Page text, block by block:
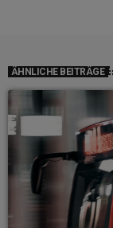
ÄHNLICHE BEITRÄGE